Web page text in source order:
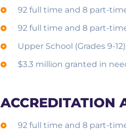
92 full time and 8 part-
92 full time and 8 part-
Upper School (Grades 9-12):
$3.3 million granted in
ACCREDITATION
92 full time and 8 part-